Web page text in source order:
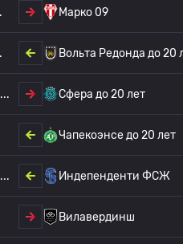
Марко 09
Вольта Редонда до 20
Сфера до 20 лет
Чапекоэнсе до 20 лет
Индепенденти ФСЖ
Вилавердинш